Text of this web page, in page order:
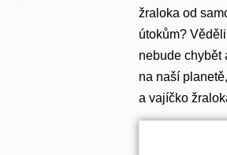
žraloka od
útokům?
nebude chybět
na naší
a vajíčko